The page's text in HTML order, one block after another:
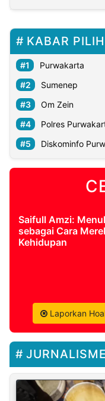
KABAR
Purwakarta
Sumenep
Om Zein
Polres
Diskominfo
Saifull Amzi:
sebagai Cara
Kehidupan
Laporkan